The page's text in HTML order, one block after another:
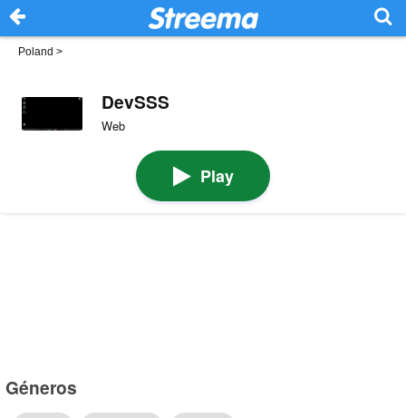
Poland >
DevSSS
Web
Play
Géneros